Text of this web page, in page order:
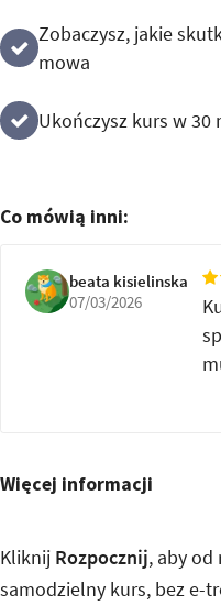
Zobaczysz, jakie
mowa
Ukończysz kurs w 30
Co mówią inni:
beata kisielinska
07/03/2026
Więcej informacji
Kliknij Rozpocznij, aby od
samodzielny kurs, bez e-